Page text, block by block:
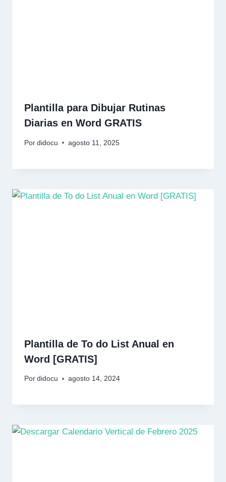
Plantilla para Dibujar Rutinas
Diarias en Word GRATIS
Por didocu agosto 11, 2025
Plantilla de To do List Anual en
Word [GRATIS]
Por didocu agosto 14, 2024